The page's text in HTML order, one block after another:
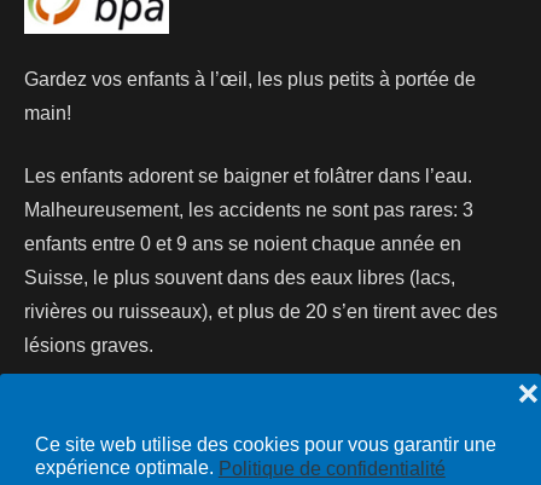
Ce site web utilise des cookies pour vous garantir une
expérience optimale. Politique de confidentialité
❌
Gardez vos enfants à l’œil, les plus petits à portée de
main!
Les enfants adorent se baigner et folâtrer dans l’eau.
Malheureusement, les accidents ne sont pas rares: 3
enfants entre 0 et 9 ans se noient chaque année en
Suisse, le plus souvent dans des eaux libres (lacs,
rivières ou ruisseaux), et plus de 20 s’en tirent avec des
lésions graves.